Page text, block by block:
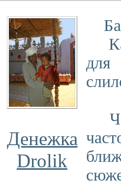
Денежка
Drolik